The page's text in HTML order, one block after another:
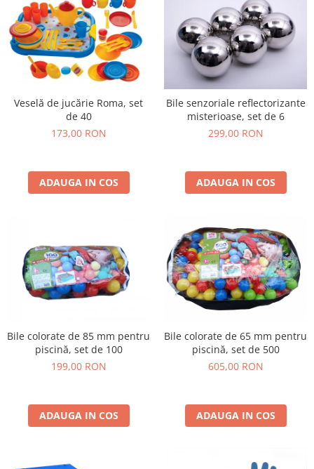
Veselă de jucărie Roma, set
de 40
173,00 RON
ADAUGA IN COS
Bile senzoriale reflectorizante
misterioase, set de 6
299,00 RON
ADAUGA IN COS
Bile colorate de 85 mm pentru
piscină, set de 100
199,00 RON
ADAUGA IN COS
Bile colorate de 65 mm pentru
piscină, set de 500
605,00 RON
ADAUGA IN COS